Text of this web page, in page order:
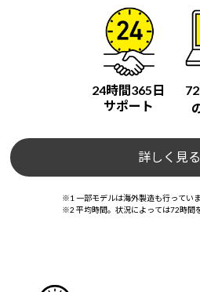
24時間365日
サポート
詳しく見る
※1 一部モデルは海外製造も行っていま
※2 平均時間。状況によっては72時間